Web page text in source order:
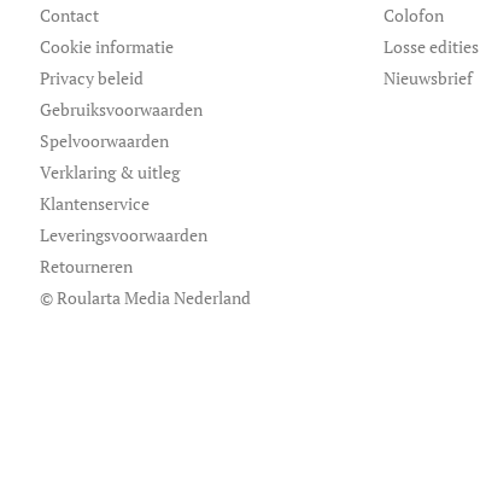
Contact
Cookie informatie
Privacy beleid
Gebruiksvoorwaarden
Spelvoorwaarden
Verklaring & uitleg
Klantenservice
Leveringsvoorwaarden
Retourneren
© Roularta Media Nederland
Colofon
Losse edities
Nieuwsbrief